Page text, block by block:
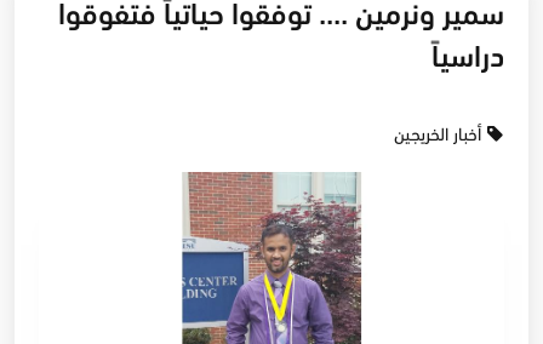
سمير ونرمين .... توفقوا حياتياً فتفوقوا
دراسياً
أخبار الخريجين